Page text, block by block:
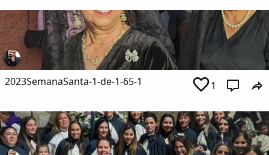
2023SemanaSanta-1-de-1-65-1 1